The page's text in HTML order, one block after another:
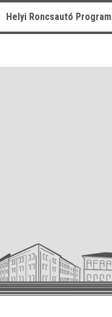
Helyi Roncsautó Program